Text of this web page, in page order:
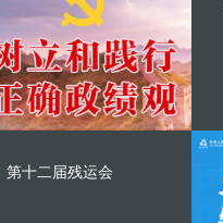
第十二届残运会